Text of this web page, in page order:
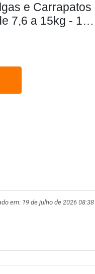
e Carrapatos
7,6 a 15kg - 1
em: 19 de julho de 2026 08:38